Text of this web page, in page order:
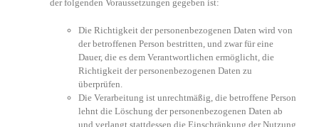
der folgenden Voraussetzungen gegeben ist:
Die Richtigkeit der personenbezogenen Daten wird von
der betroffenen Person bestritten, und zwar für eine
Dauer, die es dem Verantwortlichen ermöglicht, die
Richtigkeit der personenbezogenen Daten zu
überprüfen.
Die Verarbeitung ist unrechtmäßig, die betroffene Person
lehnt die Löschung der personenbezogenen Daten ab
und verlangt stattdessen die Einschränkung der Nutzung